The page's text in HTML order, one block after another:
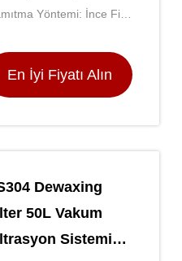
Yöntemi: İnce Film
En İyi Fiyatı Alın
Dewaxing
50L Vakum
Sistemi